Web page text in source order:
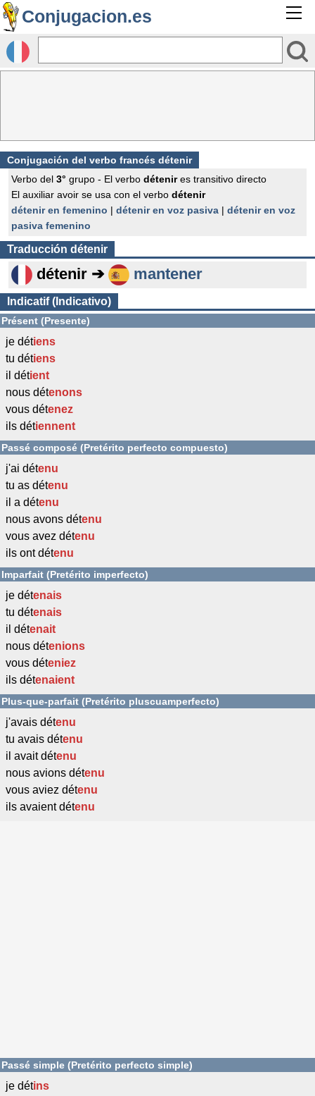
Conjugacion.es
Conjugación del verbo francés détenir
Verbo del 3° grupo - El verbo détenires transitivo directo
El auxiliar avoir se usa con el verbo détenir
détenir en femenino | détenir en voz pasiva | détenir en voz
pasiva femenino
Traducción détenir
détenir ➔ mantener
Indicatif (Indicativo)
Présent (Presente)
je détiens
tu détiens
il détient
nous détenons
vous détenez
ils détiennent
Passé composé (Pretérito perfecto compuesto)
j'ai détenu
tu as détenu
il a détenu
nous avons détenu
vous avez détenu
ils ont détenu
Imparfait (Pretérito imperfecto)
je détenais
tu détenais
il détenait
nous détenions
vous déteniez
ils détenaient
Plus-que-parfait (Pretérito pluscuamperfecto)
j'avais détenu
tu avais détenu
il avait détenu
nous avions détenu
vous aviez détenu
ils avaient détenu
Passé simple (Pretérito perfecto simple)
je détins